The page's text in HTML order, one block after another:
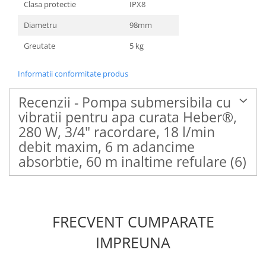
Clasa protectie
IPX8
Diametru
98mm
Greutate
5 kg
Informatii conformitate produs
Recenzii - Pompa submersibila cu
vibratii pentru apa curata Heber®,
280 W, 3/4" racordare, 18 l/min
debit maxim, 6 m adancime
absorbtie, 60 m inaltime refulare (6)
FRECVENT CUMPARATE
IMPREUNA